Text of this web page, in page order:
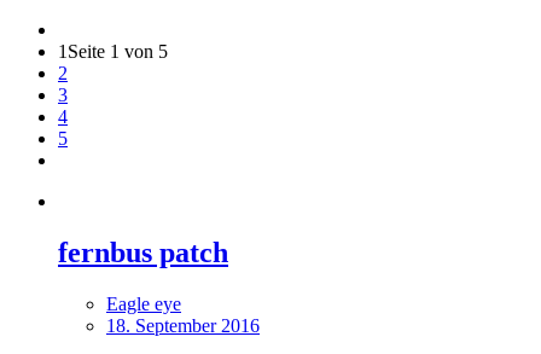
1 Seite 1 von 5
2
3
4
5
fernbus patch
Eagle eye
18. September 2016